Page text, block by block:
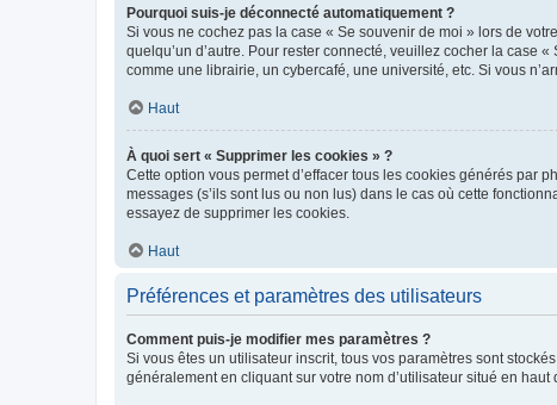
Pourquoi suis-je déconnecté automatiquement ?
Si vous ne cochez pas la case « Se souvenir de moi » lors de
quelqu’un d’autre. Pour rester connecté, veuillez cocher la case
comme une librairie, un cybercafé, une université, etc. Si vous
Haut
À quoi sert « Supprimer les cookies » ?
Cette option vous permet d’effacer tous les cookies générés par
messages (s’ils sont lus ou non lus) dans le cas où cette
essayez de supprimer les cookies.
Haut
Préférences et paramètres des utilisateurs
Comment puis-je modifier mes paramètres ?
Si vous êtes un utilisateur inscrit, tous vos paramètres sont
généralement en cliquant sur votre nom d’utilisateur situé en